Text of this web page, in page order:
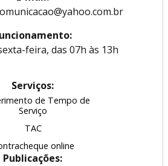
feira, das 07h às 13h
Serviços:
de Tempo de
Serviço
TAC
online
Publicações: